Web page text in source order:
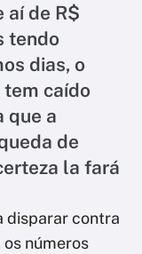
aí de R$
tendo
dias, o
caído
que a
de
la fará
disparar contra
números